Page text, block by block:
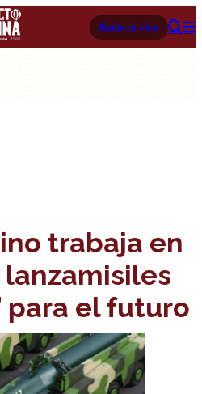
Radio en Vivo
trabaja en
para el futuro